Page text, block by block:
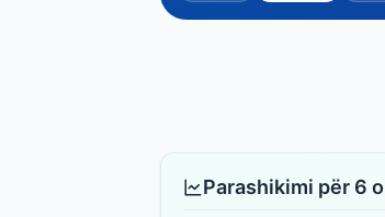
Parashikimi për 6